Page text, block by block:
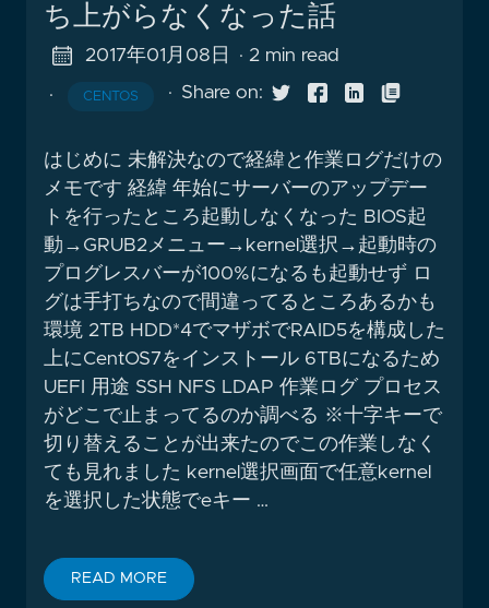
ち上がらなくなった話
2017年01月08日 · 2 min read
· CENTOS · Share on:
はじめに 未解決なので経緯と作業ログだけの
メモです 経緯 年始にサーバーのアップデー
トを行ったところ起動しなくなった BIOS起
動→GRUB2メニュー→kernel選択→起動時の
プログレスバーが100%になるも起動せず ロ
グは手打ちなので間違ってるところあるかも
環境 2TB HDD*4でマザボでRAID5を構成した
上にCentOS7をインストール 6TBになるため
UEFI 用途 SSH NFS LDAP 作業ログ プロセス
がどこで止まってるのか調べる ※十字キーで
切り替えることが出来たのでこの作業しなく
ても見れました kernel選択画面で任意kernel
を選択した状態でeキー …
READ MORE